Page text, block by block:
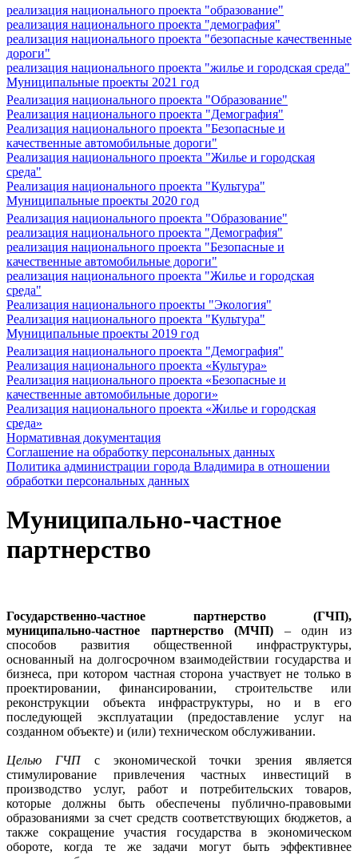
реализация национального проекта "образование"
реализация национального проекта "демография"
реализация национального проекта "безопасные качественные
дороги"
реализация национального проекта "жилье и городская среда"
Муниципальные проекты 2021 год
Реализация национального проекта "Образование"
Реализация национального проекта "Демография"
Реализация национального проекта "Безопасные и
качественные автомобильные дороги"
Реализация национального проекта "Жилье и городская
среда"
Реализация национального проекта "Культура"
Муниципальные проекты 2020 год
Реализация национального проекта "Образование"
реализация национального проекта "Демография"
реализация национального проекта "Безопасные и
качественные автомобильные дороги"
реализация национального проекта "Жилье и городская
среда"
Реализация национального проекты "Экология"
Реализация национального проекта "Культура"
Муниципальные проекты 2019 год
Реализация национального проекта "Демография"
Реализация национального проекта «Культура»
Реализация национального проекта «Безопасные и
качественные автомобильные дороги»
Реализация национального проекта «Жилье и городская
среда»
Нормативная документация
Соглашение на обработку персональных данных
Политика администрации города Владимира в отношении
обработки персональных данных
Муниципально-частное
партнерство
Государственно-частное партнерство (ГЧП),
муниципально-частное партнерство (МЧП) – один из
способов развития общественной инфраструктуры,
основанный на долгосрочном взаимодействии государства и
бизнеса, при котором частная сторона участвует не только в
проектировании, финансировании, строительстве или
реконструкции объекта инфраструктуры, но и в его
последующей эксплуатации (предоставление услуг на
созданном объекте) и (или) техническом обслуживании.
Целью ГЧПс экономической точки зрения является
стимулирование привлечения частных инвестиций в
производство услуг, работ и потребительских товаров,
которые должны быть обеспечены публично-правовыми
образованиями за счет средств соответствующих бюджетов, а
также сокращение участия государства в экономическом
обороте, когда те же задачи могут быть эффективнее